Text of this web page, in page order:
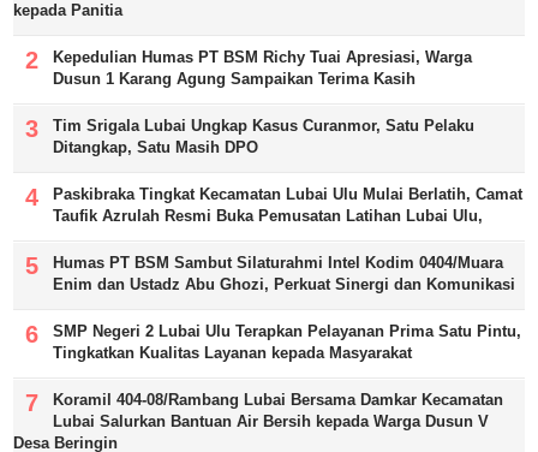
kepada Panitia
Kepedulian Humas PT BSM Richy Tuai Apresiasi, Warga
Dusun 1 Karang Agung Sampaikan Terima Kasih
Tim Srigala Lubai Ungkap Kasus Curanmor, Satu Pelaku
Ditangkap, Satu Masih DPO
Paskibraka Tingkat Kecamatan Lubai Ulu Mulai Berlatih, Camat
Taufik Azrulah Resmi Buka Pemusatan Latihan Lubai Ulu,
Humas PT BSM Sambut Silaturahmi Intel Kodim 0404/Muara
Enim dan Ustadz Abu Ghozi, Perkuat Sinergi dan Komunikasi
SMP Negeri 2 Lubai Ulu Terapkan Pelayanan Prima Satu Pintu,
Tingkatkan Kualitas Layanan kepada Masyarakat
Koramil 404-08/Rambang Lubai Bersama Damkar Kecamatan
Lubai Salurkan Bantuan Air Bersih kepada Warga Dusun V
Desa Beringin